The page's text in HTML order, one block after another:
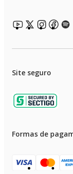
rápido! Nunca foi tão
Site seguro
Formas de